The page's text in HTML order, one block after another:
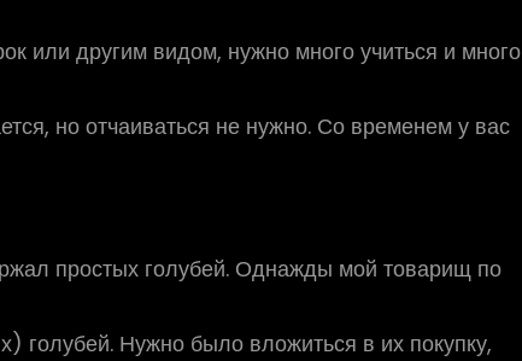
или другим видом, нужно много учиться и много
но отчаиваться не нужно. Со временем у вас
простых голубей. Однажды мой товарищ по
голубей. Нужно было вложиться в их покупку,